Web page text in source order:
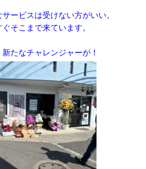
ービスは受けない方がいい。
そこまで来ています。
たなチャレンジャーが！